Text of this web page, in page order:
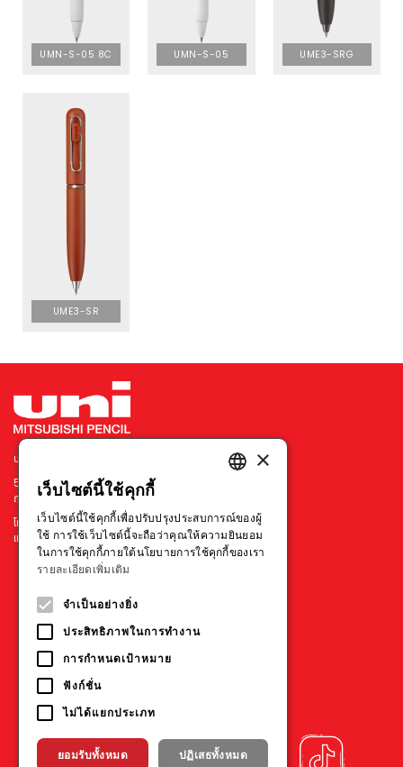
UMN-S-05 8C UMN-S-05 UME3-SRG
UME3-SR
บริษัท มิตซูบิชิ เพนซิล ประเทศไทย จำกัด
540 อาคารเมอร์คิวรี่ ทาวเวอร์ ชั้น 7 ยูนิต 702
ถนนเพลินจิต แขวงลุมพินี เขตปทุมวัน กรุงเทพฯ 10330
โทร : +66 211 79314-5
แฟกซ์ : +66 211 73595
THAI
VIETNAMESE
×
เว็บไซต์นี้ใช้คุกกี้
เว็บไซต์นี้ใช้คุกกี้เพื่อปรับปรุงประสบการณ์ของผู้
ใช้ การใช้เว็บไซต์นี้จะถือว่าคุณให้ความยินยอม
ในการใช้คุกกี้ภายใต้นโยบายการใช้คุกกี้ของเรา
รายละเอียดเพิ่มเติม
จำเป็นอย่างยิ่ง
ประสิทธิภาพในการทำงาน
การกำหนดเป้าหมาย
ฟังก์ชั่น
ไม่ได้แยกประเภท
ยอมรับทั้งหมด ปฏิเสธทั้งหมด